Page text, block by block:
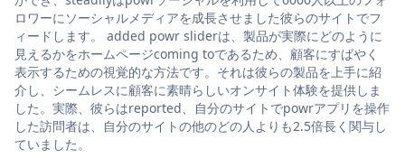
ロワーにソーシャルメディアを成長させました彼らのサイトでフ
ィードします。 added powr sliderは、製品が実際にどのように
見えるかをホームページcoming toであるため、顧客にすばやく
表示するための視覚的な方法です。それは彼らの製品を上手に紹
介し、シームレスに顧客に素晴らしいオンサイト体験を提供しま
した。実際、彼らはreported、自分のサイトでpowrアプリを操作
した訪問者は、自分のサイトの他のどの人よりも2.5倍長く関与し
ていました。